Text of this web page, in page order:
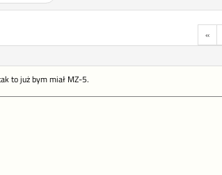
«
to już bym miał MZ-5.